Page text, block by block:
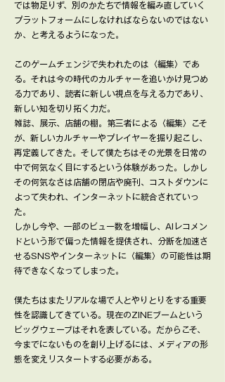
では物足りず、別のかたちで情報を編み直していく
プラットフォームにしなければならないのではない
か、と考えるようになった。
このゲームチェンジで失われたのは〈編集〉であ
る。それは今の時代のカルチャーを追いかけ見つめ
る力であり、読者に新しい視点を与える力であり、
新しい知を切り拓く力だ。
雑誌、展示、店舗の棚。第三者による〈編集〉こそ
が、新しいカルチャーやプレイヤーを掘り起こし、
再定義してきた。そして僕たちはその光景を日常の
中で何気なく目にするという体験があった。しかし
その何気なさは店舗の閉店や廃刊、コストダウンに
よって失われ、インターネットに統合されていっ
た。
しかし今や、一部のビュー数を増幅し、AIレコメン
ドという形で偏った情報を提供され、分断を加速さ
せるSNSやインターネットに〈編集〉の可能性は期
待できなくなってしまった。
僕たちはまたリアルな場で人とやりとりをする重要
性を認識してきている。現在のZINEブームという
ビッグウェーブはそれを表している。だからこそ、
今までにないものを創り上げるには、メディアの形
態を変えリスタートする必要がある。